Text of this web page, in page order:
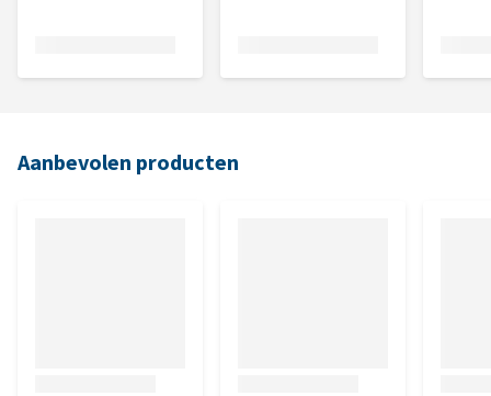
Aanbevolen producten